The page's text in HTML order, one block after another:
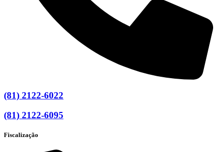
(81) 2122-6022
(81) 2122-6095
Fiscalização